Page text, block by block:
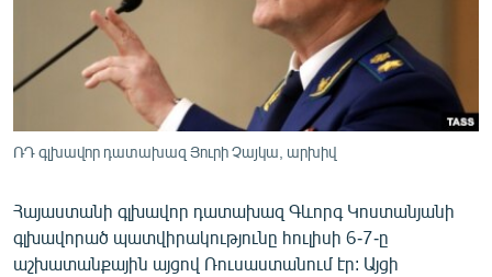
ՄԻՋԱԶԳԱՅԻՆ
ՄՇԱԿՈՒՅԹ
ՍՊՈՐՏ
ՄԵԿՆԱԲԱՆՈՒԹՅՈՒՆ
ԿՈՐՈՆԱՎԻՐՈՒՍ
ԱՐԽԻՎ
ՌԴ գլխավոր դատախազ Յուրի Չայկա, արխիվ
Հայաստանի գլխավոր դատախազ Գևորգ Կոստանյանի
գլխավորած պատվիրակությունը հուլիսի 6-7-ը
աշխատանքային այցով Ռուսաստանում էր: Այցի